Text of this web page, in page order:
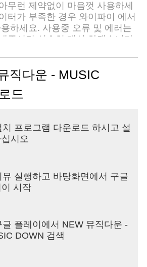
무런 제약없이 마음껏 사용하세
터가 부족한 경우 와이파이 에서
하세요. 사용중 오류 및 에러는
주시면 신속히 개선 하겠습니다.
직다운 - MUSIC
드
치 프로그램 다운로드 하시고 설
시오
뮤 실행하고 바탕화면에서 구글
시작
글 플레이에서 NEW 뮤직다운 -
DOWN 검색